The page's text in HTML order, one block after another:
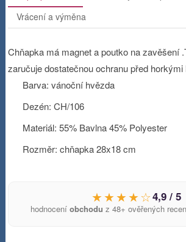
Vrácení a výměna
Chňapka má magnet a poutko na zavěšení
zaručuje dostatečnou ochranu před
Barva: vánoční hvězda
Dezén: CH/106
Materiál: 55% Bavlna 45% Polyester
Rozměr: chňapka 28x18 cm
★★★★☆4,9 / 5
hodnoceníobchodu z 48+ ověřených